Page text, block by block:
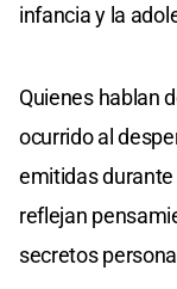
infancia y la
Quienes hablan
ocurrido al
emitidas
reflejan
secretos